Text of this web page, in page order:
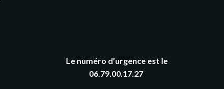
Le numéro d’urgence est le
06.79.00.17.27